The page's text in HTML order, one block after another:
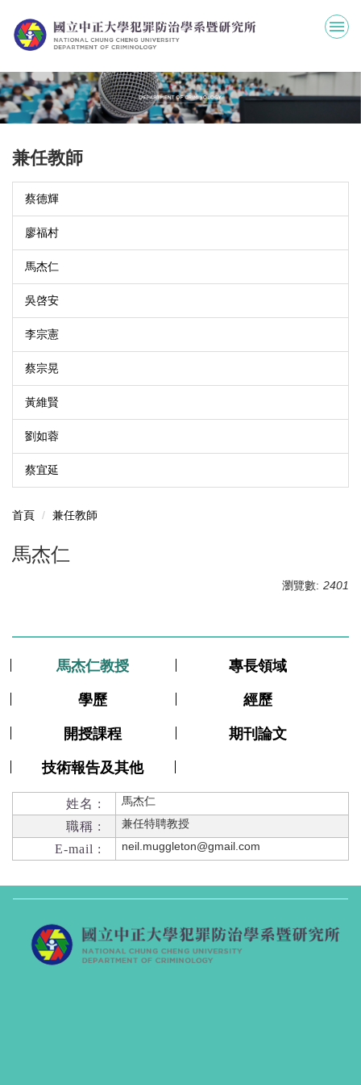
到
主
內
容
區
兼任教師
蔡德輝
廖福村
馬杰仁
吳啓安
李宗憲
蔡宗晃
黃維賢
劉如蓉
蔡宜延
首頁 兼任教師
馬杰仁
瀏覽數: 2401
馬杰仁教授 專長領域
學歷 經歷
開授課程 期刊論文
技術報告及其他
姓名 : 馬杰仁
職稱 : 兼任特聘教授
E-mail : neil.muggleton@gmail.com